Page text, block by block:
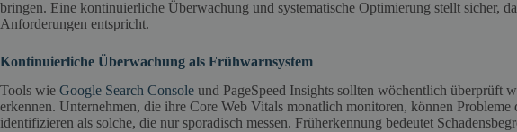
bringen. Eine kontinuierliche Überwachung und systematische Optimierung stellt sicher,
Anforderungen entspricht.
Kontinuierliche Überwachung als Frühwarnsystem
Tools wie Google Search Console und PageSpeed Insights sollten wöchentlich überprüft
erkennen. Unternehmen, die ihre Core Web Vitals monatlich monitoren, können
identifizieren als solche, die nur sporadisch messen. Früherkennung bedeutet